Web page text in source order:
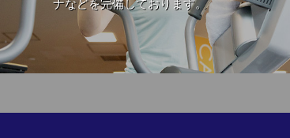
ナなどを完備しております。